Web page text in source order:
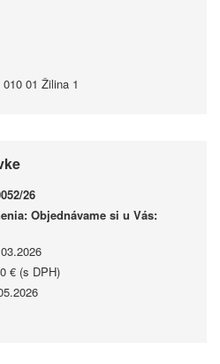
01 Žilina 1
26
Objednávame si u Vás:
€ (s DPH)